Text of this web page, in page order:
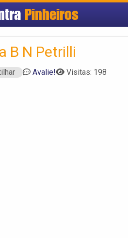
Pinheiros
B N Petrilli
Avalie! Visitas: 198